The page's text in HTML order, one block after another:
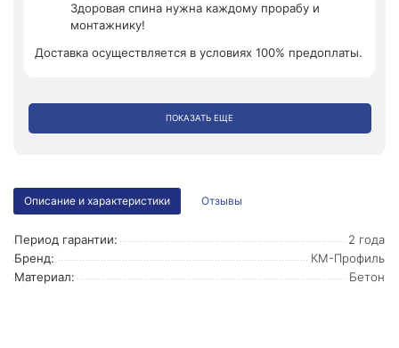
Здоровая спина нужна каждому прорабу и
монтажнику!
Доставка осуществляется в условиях 100% предоплаты.
ПОКАЗАТЬ ЕЩЕ
Описание и характеристики Отзывы
Период гарантии:
2 года
Бренд:
КМ-Профиль
Материал:
Бетон